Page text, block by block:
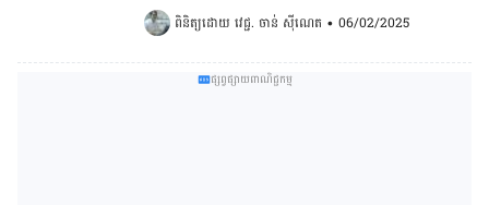
ពិនិត្យដោយ វេជ្ជ. ចាន់ ស៊ីណេត • 06/02/2025
ផ្សព្វផ្សាយពាណិជ្ជកម្ម